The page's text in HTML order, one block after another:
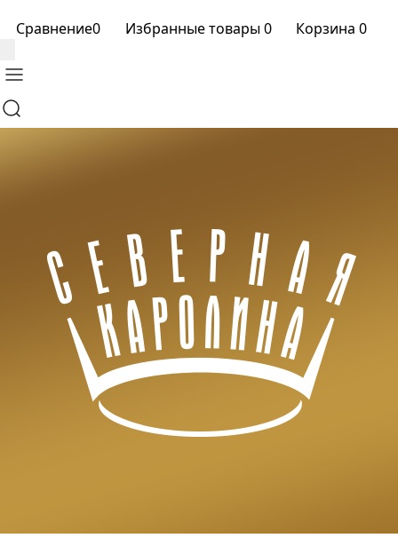
Сравнение0 Избранные товары0 Корзина 0